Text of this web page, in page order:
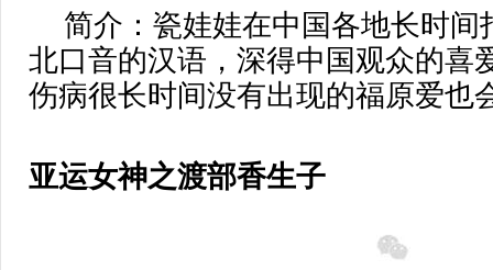
简介：瓷娃娃在中国各地长时间
北口音的汉语，深得中国观众的喜
伤病很长时间没有出现的福原爱也
亚运女神之渡部香生子